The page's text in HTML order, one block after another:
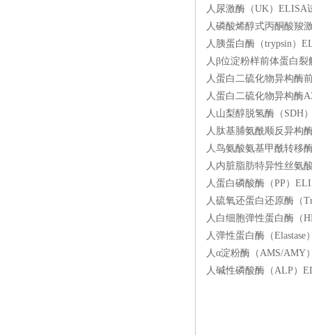
人尿激酶（UK）ELISA
人磷酸烯醇式丙酮酸羧
人胰蛋白酶（trypsin）
人β位淀粉样前体蛋白
人蛋白二硫化物异构酶
人蛋白二硫化物异构酶
人山梨醇脱氢酶（SDH
人肽基脯氨酰顺反异构
人鸟氨酸氨基甲酰转移
人内脏脂肪特异性丝氨
人蛋白磷酸酶（PP）
人硫氧还蛋白还原酶（
人白细胞弹性蛋白酶（
人弹性蛋白酶（
人α淀粉酶（AMS/AMY
人碱性磷酸酶（ALP）